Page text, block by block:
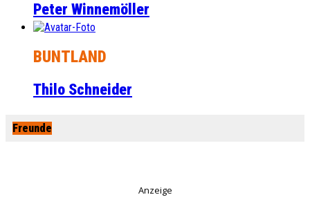
Peter Winnemöller
BUNTLAND
Thilo Schneider
Freunde
Anzeige